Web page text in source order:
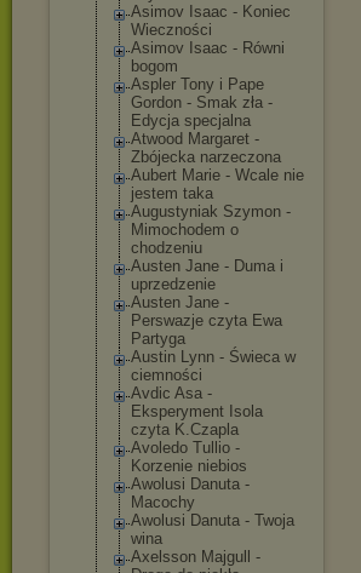
Asimov Isaac - Koniec
Wieczności
Asimov Isaac - Równi
bogom
Aspler Tony i Pape
Gordon - Smak zła -
Edycja specjalna
Atwood Margaret -
Zbójecka narzeczona
Aubert Marie - Wcale nie
jestem taka
Augustyniak Szymon -
Mimochodem o
chodzeniu
Austen Jane - Duma i
uprzedzenie
Austen Jane -
Perswazje czyta Ewa
Partyga
Austin Lynn - Świeca w
ciemności
Avdic Asa -
Eksperyment Isola
czyta K.Czapla
Avoledo Tullio -
Korzenie niebios
Awolusi Danuta -
Macochy
Awolusi Danuta - Twoja
wina
Axelsson Majgull -